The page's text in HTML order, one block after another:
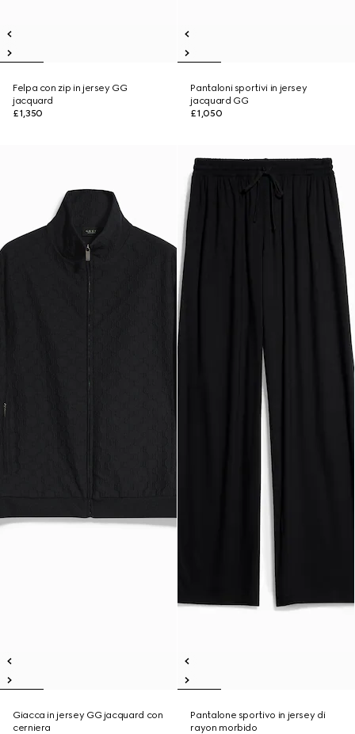
Felpa con zip in jersey GG
jacquard
£1,350
Pantaloni sportivi in jersey
jacquard GG
£1,050
Giacca in jersey GG jacquard con
cerniera
Pantalone sportivo in jersey di
rayon morbido